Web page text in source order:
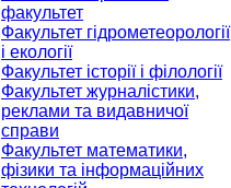
факультет
Факультет гідрометеорології
і екології
Факультет історії і філології
Факультет журналістики,
реклами та видавничої
справи
Факультет математики,
фізики та інформаційних